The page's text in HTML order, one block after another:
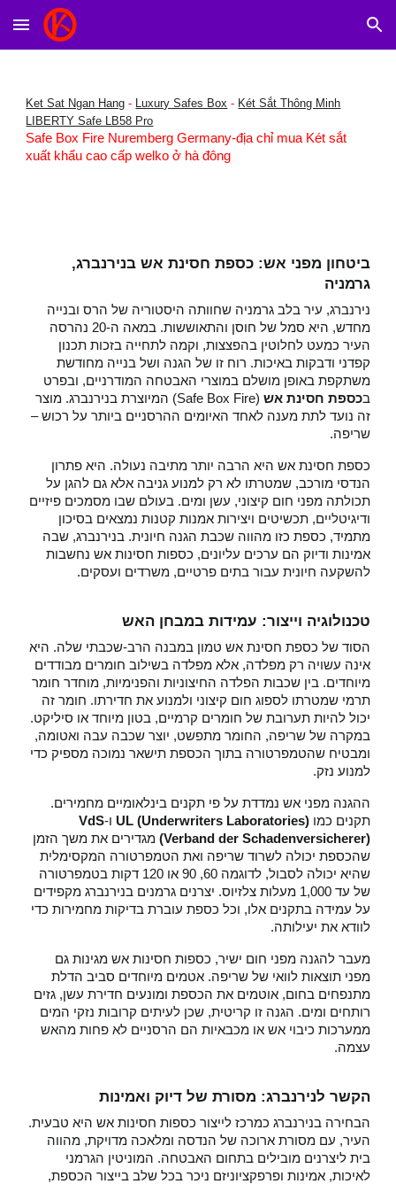
Skip to main content Skip to navigation
Ket Sat Ngan Hang - Luxury Safes Box - Két Sắt Thông Minh
LIBERTY Safe LB58 Pro
Safe Box Fire Nuremberg Germany-địa chỉ mua Két sắt
xuất khẩu cao cấp welko ở hà đông
ביטחון מפני אש: כספת חסינת אש בנירנברג,
גרמניה
נירנברג, עיר בלב גרמניה שחוותה היסטוריה של הרס ובנייה
מחדש, היא סמל של חוסן והתאוששות. במאה ה-20 נהרסה
העיר כמעט לחלוטין בהפצצות, וקמה לתחייה בזכות תכנון
קפדני ודבקות באיכות. רוח זו של הגנה ושל בנייה מחודשת
משתקפת באופן מושלם במוצרי האבטחה המודרניים, ובפרט
בכספת חסינת אש
(Safe Box Fire) המיוצרת בנירנברג. מוצר
זה נועד לתת מענה לאחד האיומים ההרסניים ביותר על רכוש –
שריפה.
כספת חסינת אש היא הרבה יותר מתיבה נעולה. היא פתרון
הנדסי מורכב, שמטרתו לא רק למנוע גניבה אלא גם להגן על
תכולתה מפני חום קיצוני, עשן ומים. בעולם שבו מסמכים פיזיים
ודיגיטליים, תכשיטים ויצירות אמנות קטנות נמצאים בסיכון
מתמיד, כספת כזו מהווה שכבת הגנה חיונית. בנירנברג, שבה
אמינות ודיוק הם ערכים עליונים, כספות חסינות אש נחשבות
להשקעה חיונית עבור בתים פרטיים, משרדים ועסקים.
טכנולוגיה וייצור: עמידות במבחן האש
הסוד של כספת חסינת אש טמון במבנה הרב-שכבתי שלה. היא
אינה עשויה רק מפלדה, אלא מפלדה בשילוב חומרים מבודדים
מיוחדים. בין שכבות הפלדה החיצוניות והפנימיות, מוחדר חומר
תרמי שמטרתו לספוג חום קיצוני ולמנוע את חדירתו. חומר זה
יכול להיות תערובת של חומרים קרמיים, בטון מיוחד או סיליקט.
במקרה של שריפה, החומר מתפשט, יוצר שכבה עבה ואטומה,
ומבטיח שהטמפרטורה בתוך הכספת תישאר נמוכה מספיק כדי
למנוע נזק.
ההגנה מפני אש נמדדת על פי תקנים בינלאומיים מחמירים.
תקנים כמוUL (Underwriters Laboratories) ו-VdS
(Verband der Schadenversicherer) מגדירים את משך הזמן
שהכספת יכולה לשרוד שריפה ואת הטמפרטורה המקסימלית
שהיא יכולה לסבול, לדוגמה 60, 90 או 120 דקות בטמפרטורה
של עד 1,000 מעלות צלזיוס. יצרנים גרמנים בנירנברג מקפידים
על עמידה בתקנים אלו, וכל כספת עוברת בדיקות מחמירות כדי
לוודא את יעילותה.
מעבר להגנה מפני חום ישיר, כספות חסינות אש מגינות גם
מפני תוצאות לוואי של שריפה. אטמים מיוחדים סביב הדלת
מתנפחים בחום, אוטמים את הכספת ומונעים חדירת עשן, גזים
רותחים ומים. הגנה זו קריטית, שכן לעיתים קרובות נזקי המים
ממערכות כיבוי אש או מכבאיות הם הרסניים לא פחות מהאש
עצמה.
הקשר לנירנברג: מסורת של דיוק ואמינות
הבחירה בנירנברג כמרכז לייצור כספות חסינות אש היא טבעית.
העיר, עם מסורת ארוכה של הנדסה ומלאכה מדויקת, מהווה
בית ליצרנים מובילים בתחום האבטחה. המוניטין הגרמני
לאיכות, אמינות ופרפקציוניזם ניכר בכל שלב בייצור הכספת,